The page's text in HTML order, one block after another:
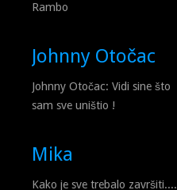
Rambo
Johnny Otočac
Johnny Otočac: Vidi sine što
sam sve uništio !
Mika
Kako je sve trebalo završiti....